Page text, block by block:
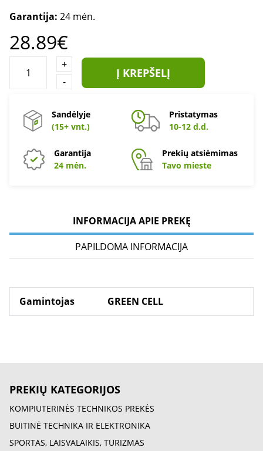
Garantija: 24 mėn.
28.89€
+
-
Į KREPŠELĮ
Sandėlyje
(15+ vnt.)
Pristatymas
10-12 d.d.
Garantija
24 mėn.
Prekių atsiėmimas
Tavo mieste
INFORMACIJA APIE PREKĘ
PAPILDOMA INFORMACIJA
Gamintojas GREEN CELL
PREKIŲ KATEGORIJOS
KOMPIUTERINĖS TECHNIKOS PREKĖS
BUITINĖ TECHNIKA IR ELEKTRONIKA
SPORTAS, LAISVALAIKIS, TURIZMAS